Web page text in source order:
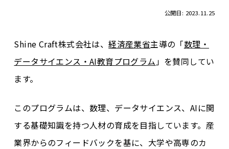
公開日: 2023.11.25
Shine Craft株式会社は、経済産業省主導の「数理・
データサイエンス・AI教育プログラム」を賛同してい
ます。
このプログラムは、数理、データサイエンス、AIに関
する基礎知識を持つ人材の育成を目指しています。産
業界からのフィードバックを基に、大学や高専のカ